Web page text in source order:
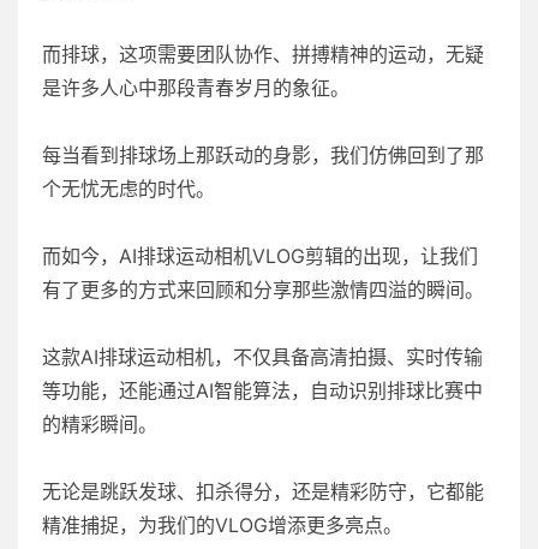
而排球，这项需要团队协作、拼搏精神的运动，无疑
是许多人心中那段青春岁月的象征。
每当看到排球场上那跃动的身影，我们仿佛回到了那
个无忧无虑的时代。
而如今，AI排球运动相机VLOG剪辑的出现，让我们
有了更多的方式来回顾和分享那些激情四溢的瞬间。
这款AI排球运动相机，不仅具备高清拍摄、实时传输
等功能，还能通过AI智能算法，自动识别排球比赛中
的精彩瞬间。
无论是跳跃发球、扣杀得分，还是精彩防守，它都能
精准捕捉，为我们的VLOG增添更多亮点。